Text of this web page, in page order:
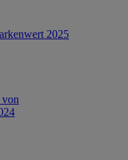
2025
von